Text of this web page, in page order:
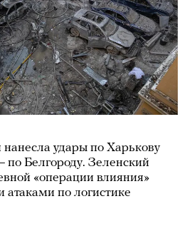
нанесла удары по Харькову
по Белгороду. Зеленский
«операции влияния»
по логистике